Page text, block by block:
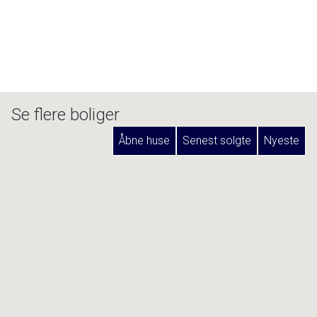
Se flere boliger
Åbne huse Senest solgte Nyeste